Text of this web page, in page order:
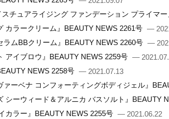
スチュアライジング ファンデーション プライマ
カラークリーム』BEAUTY NEWS 2261号 —
ラムBBクリーム』BEAUTY NEWS 2260号 —
アイブロウ』BEAUTY NEWS 2259号 —
NEWS 2258号 — 2021.07.13
ァーベナ コンフォーティングボディジェル』
シーウィード＆アルニカ バスソルト』BEAUTY
カラー』BEAUTY NEWS 2255号 — 2021.06.22